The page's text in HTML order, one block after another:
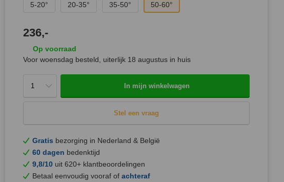
5-20°
20-35° 35-50° 50-60°
236,-
Op voorraad
Voor woensdag besteld, uiterlijk 18 augustus in huis
In mijn winkelwagen
Stel een vraag
Gratis bezorging in Nederland & België
60 dagen bedenktijd
9,8/10 uit 620+ klantbeoordelingen
Betaal eenvoudig vooraf of achteraf